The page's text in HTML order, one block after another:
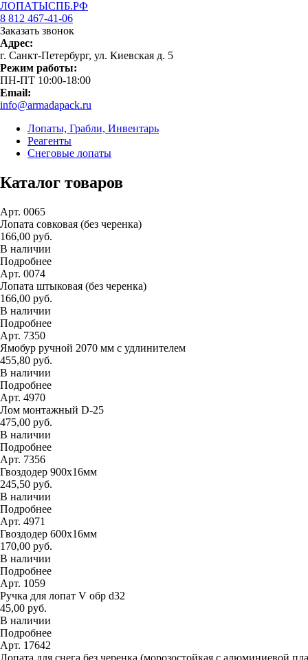
ЛОПАТЫСПБ.РФ
8 812 467-41-06
Заказать звонок
Адрес:
г. Санкт-Петербург, ул. Киевская д. 5
Режим работы:
ПН-ПТ 10:00-18:00
Email:
info@armadapack.ru
Лопаты, Грабли, Инвентарь
Реагенты
Снеговые лопаты
Каталог товаров
Арт. 0065
Лопата совковая (без черенка)
166,00 руб.
В наличии
Подробнее
Арт. 0074
Лопата штыковая (без черенка)
166,00 руб.
В наличии
Подробнее
Арт. 7350
Ямобур ручной 2070 мм с удлинителем
455,80 руб.
В наличии
Подробнее
Арт. 4970
Лом монтажный D-25
475,00 руб.
В наличии
Подробнее
Арт. 7356
Гвоздодер 900х16мм
245,50 руб.
В наличии
Подробнее
Арт. 4971
Гвоздодер 600х16мм
170,00 руб.
В наличии
Подробнее
Арт. 1059
Ручка для лопат V обр d32
45,00 руб.
В наличии
Подробнее
Арт. 17642
Лопата для снега без черенка (морозостойкая с алюминиевой